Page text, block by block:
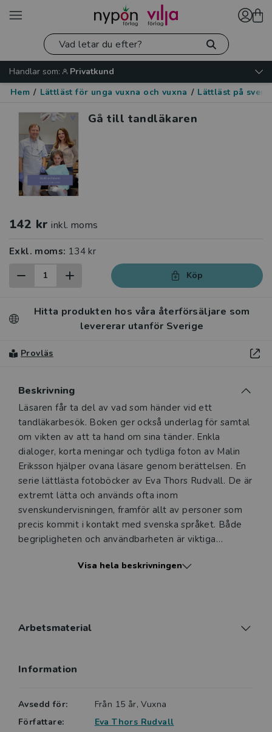
Handlar som:
Privatkund
Hem / Lättläst för unga vuxna och vuxna / Lättläst på
Gå till tandläkaren
142 kr inkl. moms
Exkl. moms: 134 kr
Köp
Hitta produkten hos våra återförsäljare som
levererar utanför Sverige
Provläs
Beskrivning
Beskrivning
Läsaren får ta del av vad som händer vid ett
tandläkarbesök. Boken ger också underlag för samtal
om vikten av att ta hand om sina tänder. Enkla
dialoger, korta meningar och tydliga foton av Malin
Eriksson hjälper ovana läsare genom berättelsen. En
serie lättlästa fotoböcker av Eva Thors Rudvall. De är
extremt lätta och används ofta inom
svenskundervisningen, framför allt av personer som
precis kommit i kontakt med svenska språket. Både
begripligheten och användbarheten är viktiga
begripligheten öka ytterligare, och böckerna kan vara
Visa hela beskrivningen
Arbetsmaterial
Information
Avsedd för:
Från 15 år, Vuxna
Författare:
Eva Thors Rudvall